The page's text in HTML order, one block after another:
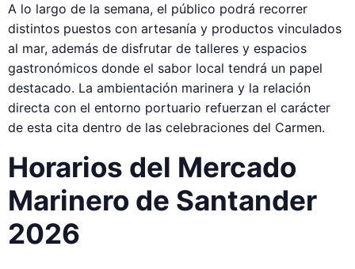
A lo largo de la semana, el público podrá recorrer
distintos puestos con artesanía y productos vinculados
al mar, además de disfrutar de talleres y espacios
gastronómicos donde el sabor local tendrá un papel
destacado. La ambientación marinera y la relación
directa con el entorno portuario refuerzan el carácter
de esta cita dentro de las celebraciones del Carmen.
Horarios del Mercado
Marinero de Santander
2026